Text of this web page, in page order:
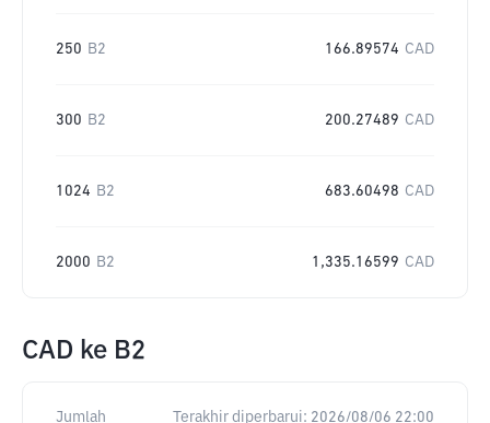
250 B2 166.89574 CAD
300 B2 200.27489 CAD
1024 B2 683.60498 CAD
2000 B2 1,335.16599 CAD
CAD ke B2
Jumlah Terakhir diperbarui: 2026/08/06 22:00